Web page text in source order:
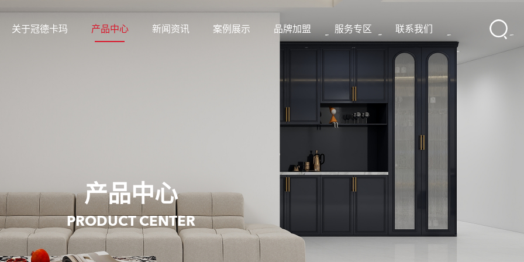
关于冠德卡玛 产品中心 新闻资讯 案例展示 品牌加盟 服务专区 联系我们
产品中心
PRODUCT CENTER